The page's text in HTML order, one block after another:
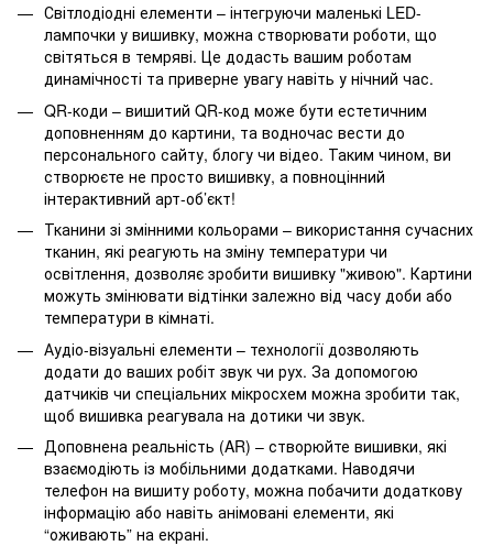
Світлодіодні елементи – інтегруючи маленькі LED-
лампочки у вишивку, можна створювати роботи, що
світяться в темряві. Це додасть вашим роботам
динамічності та приверне увагу навіть у нічний час.
QR-коди – вишитий QR-код може бути естетичним
доповненням до картини, та водночас вести до
персонального сайту, блогу чи відео. Таким чином, ви
створюєте не просто вишивку, а повноцінний
інтерактивний арт-об’єкт!
Тканини зі змінними кольорами – використання сучасних
тканин, які реагують на зміну температури чи
освітлення, дозволяє зробити вишивку "живою". Картини
можуть змінювати відтінки залежно від часу доби або
температури в кімнаті.
Аудіо-візуальні елементи – технології дозволяють
додати до ваших робіт звук чи рух. За допомогою
датчиків чи спеціальних мікросхем можна зробити так,
щоб вишивка реагувала на дотики чи звук.
Доповнена реальність (AR) – створюйте вишивки, які
взаємодіють із мобільними додатками. Наводячи
телефон на вишиту роботу, можна побачити додаткову
інформацію або навіть анімовані елементи, які
“оживають” на екрані.